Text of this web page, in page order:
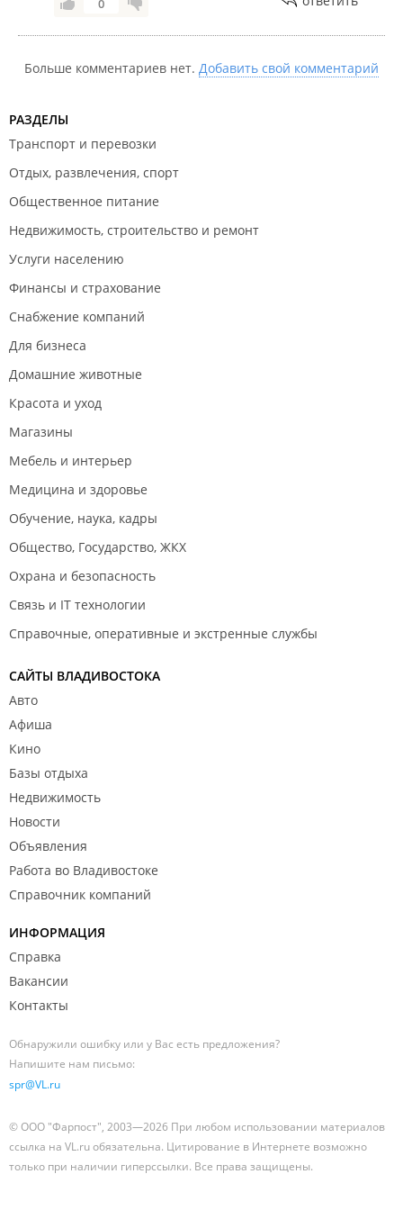
В остальном, я могу лишь сказать, что и за три
недвусмысленно и демонстрируете начиная с
отправлен в Казахстан.
С прошедшими вас праздниками, Бакытжан, и
0
Больше комментариев нет. Добавить свой комментарий
РАЗДЕЛЫ
Транспорт и перевозки
Отдых, развлечения, спорт
Общественное питание
Недвижимость, строительство и ремонт
Услуги населению
Финансы и страхование
Снабжение компаний
Для бизнеса
Домашние животные
Красота и уход
Магазины
Мебель и интерьер
Медицина и здоровье
Обучение, наука, кадры
Общество, Государство, ЖКХ
Охрана и безопасность
Связь и IT технологии
Справочные, оперативные и экстренные службы
САЙТЫ ВЛАДИВОСТОКА
Авто
Афиша
Кино
Базы отдыха
Недвижимость
Новости
Объявления
Работа во Владивостоке
Справочник компаний
ИНФОРМАЦИЯ
Справка
Вакансии
Контакты
Обнаружили ошибку или у Вас есть предложения?
Напишите нам письмо:
spr@VL.ru
© ООО "Фарпост", 2003—2026 При любом использовании материалов
ссылка на VL.ru обязательна. Цитирование в Интернете возможно
только при наличии гиперссылки. Все права защищены.